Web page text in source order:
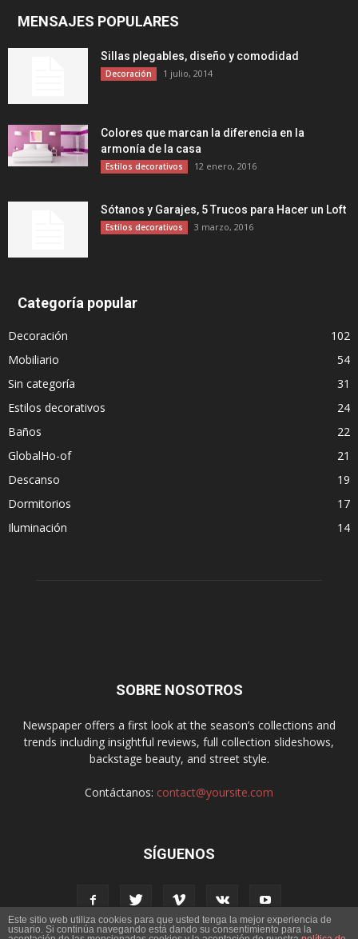
MENSAJES POPULARES
Sillas plegables, diseño y comodidad
Decoración 1 julio, 2014
Colores que marcan la diferencia en la
armonía de la casa
Estilos decorativos 12 enero, 2016
Sótanos y Garajes, 5 Trucos para Hacer un Loft
Estilos decorativos 3 marzo, 2016
Categoría popular
Decoración
102
Mobiliario
54
Sin categoría
31
Estilos decorativos
24
Baños
22
GlobalHo-of
21
Descanso
19
Dormitorios
17
Iluminación
14
SOBRE NOSOTROS
Newspaper offers a first look at the season’s collections and
trends including insightful reviews, full collection slideshows,
backstage beauty, and street style.
Contáctanos: contact@yoursite.com
SÍGUENOS
Este sitio web utiliza cookies para que usted tenga la mejor experiencia de
usuario. Si continúa navegando está dando su consentimiento para la